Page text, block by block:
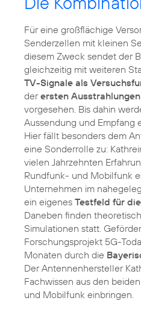
Für eine großflächige
Senderzellen mit kleinen
diesem Zweck sendet der
gleichzeitig mit weiteren
TV-Signale als
derersten
vorgesehen. Bis dahin
Aussendung und Empfang
Hier fällt besonders dem
eine Sonderrolle zu:
vielen Jahrzehnten
Rundfunk- und Mobilfunk
Unternehmen im
ein eigenes Testfeld für
Daneben finden
Simulationen statt.
Forschungsprojekt 5G-
Monaten durch die
Der Antennenhersteller
Fachwissen aus den
und Mobilfunk einbringen.